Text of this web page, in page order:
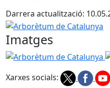
Darrera actualització:
Arborètum de Catalunya
Imatges
Arborètum de Catalunya
Xarxes socials: